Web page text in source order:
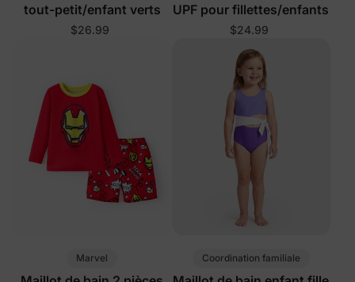
tout-petit/enfant verts
$26.99
UPF pour fillettes/enfants
$24.99
Marvel Coordination familiale